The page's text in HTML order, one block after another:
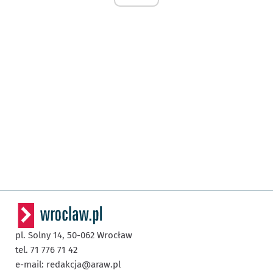
pl. Solny 14, 50-062 Wrocław
tel. 71 776 71 42
e-mail: redakcja@araw.pl